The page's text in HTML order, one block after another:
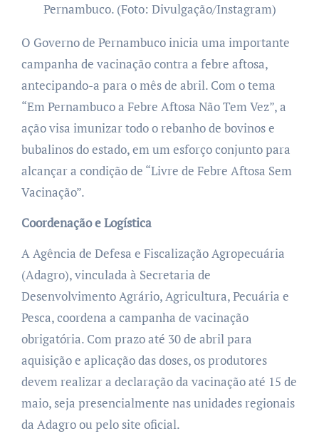
Pernambuco. (Foto: Divulgação/Instagram)
O Governo de Pernambuco inicia uma importante
campanha de vacinação contra a febre aftosa,
antecipando-a para o mês de abril. Com o tema
“Em Pernambuco a Febre Aftosa Não Tem Vez”, a
ação visa imunizar todo o rebanho de bovinos e
bubalinos do estado, em um esforço conjunto para
alcançar a condição de “Livre de Febre Aftosa Sem
Vacinação”.
Coordenação e Logística
A Agência de Defesa e Fiscalização Agropecuária
(Adagro), vinculada à Secretaria de
Desenvolvimento Agrário, Agricultura, Pecuária e
Pesca, coordena a campanha de vacinação
obrigatória. Com prazo até 30 de abril para
aquisição e aplicação das doses, os produtores
devem realizar a declaração da vacinação até 15 de
maio, seja presencialmente nas unidades regionais
da Adagro ou pelo site oficial.